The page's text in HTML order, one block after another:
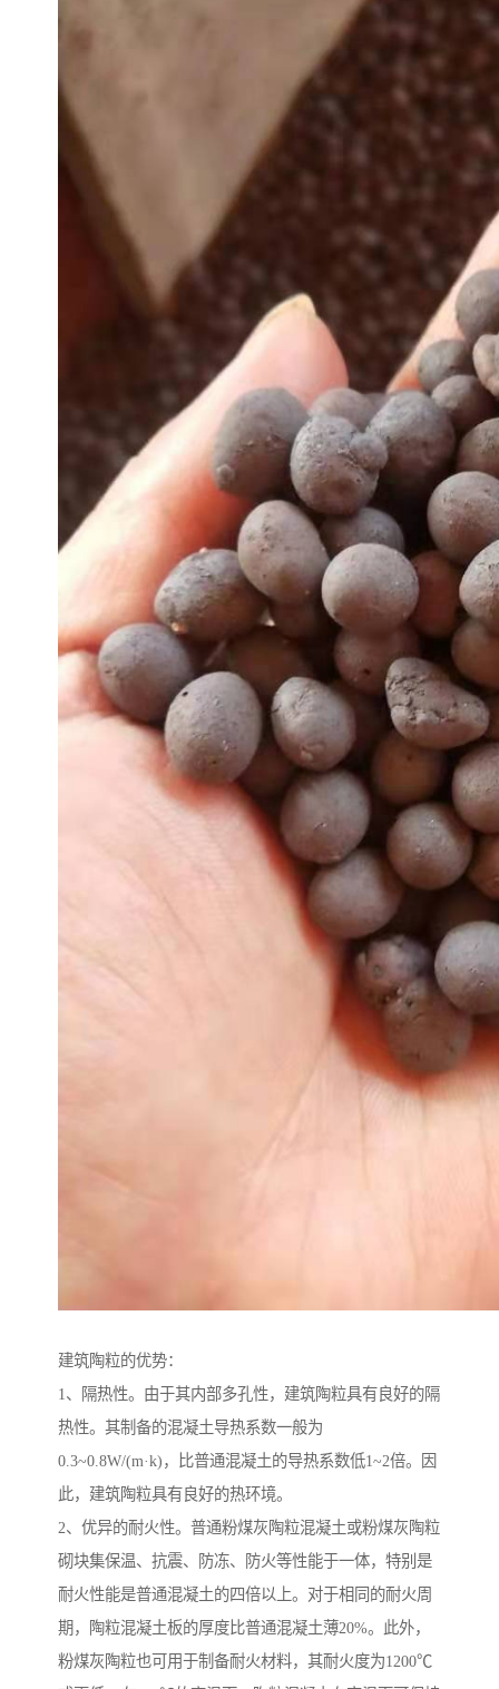
建筑陶粒的优势：
1、隔热性。由于其内部多孔性，建筑陶粒具有良好的隔
热性。其制备的混凝土导热系数一般为
0.3~0.8W/(m·k)，比普通混凝土的导热系数低1~2倍。因
此，建筑陶粒具有良好的热环境。
2、优异的耐火性。普通粉煤灰陶粒混凝土或粉煤灰陶粒
砌块集保温、抗震、防冻、防火等性能于一体，特别是
耐火性能是普通混凝土的四倍以上。对于相同的耐火周
期，陶粒混凝土板的厚度比普通混凝土薄20%。此外，
粉煤灰陶粒也可用于制备耐火材料，其耐火度为1200℃